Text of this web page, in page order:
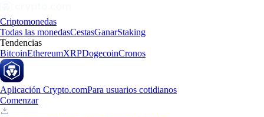
Criptomonedas
Todas las monedasCestasGanarStaking
Tendencias
BitcoinEthereumXRPDogecoinCronos
Aplicación Crypto.comPara usuarios cotidianos
Comenzar